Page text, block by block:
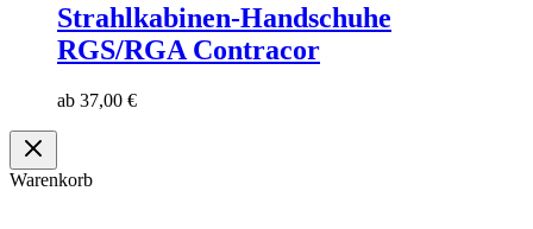
Strahlkabinen-Handschuhe
RGS/RGA Contracor
ab 37,00 €
Warenkorb